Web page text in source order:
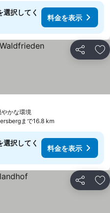
択してく
料金を表示
シェア お
かな環境
まで16.8 km
択してく
料金を表示
シェア お